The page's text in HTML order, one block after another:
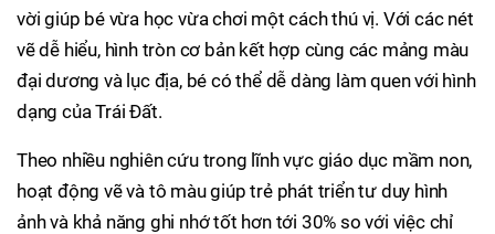
vời giúp bé vừa học vừa chơi một cách thú vị. Với các nét
vẽ dễ hiểu, hình tròn cơ bản kết hợp cùng các mảng màu
đại dương và lục địa, bé có thể dễ dàng làm quen với hình
dạng của Trái Đất.
Theo nhiều nghiên cứu trong lĩnh vực giáo dục mầm non,
hoạt động vẽ và tô màu giúp trẻ phát triển tư duy hình
ảnh và khả năng ghi nhớ tốt hơn tới 30% so với việc chỉ